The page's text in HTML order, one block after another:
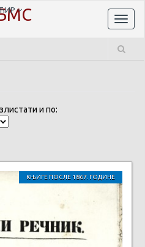
и по:
КЊИГЕ ПОСЛЕ 1867. ГОДИНЕ